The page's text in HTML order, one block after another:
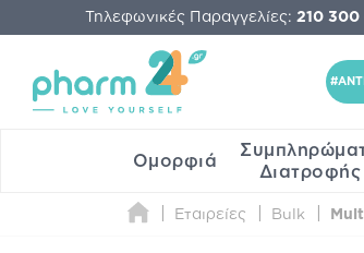
Τηλεφωνικές Παραγγελίες: 210 300
Ομορφιά
Διατροφής
Εταιρείες Bulk